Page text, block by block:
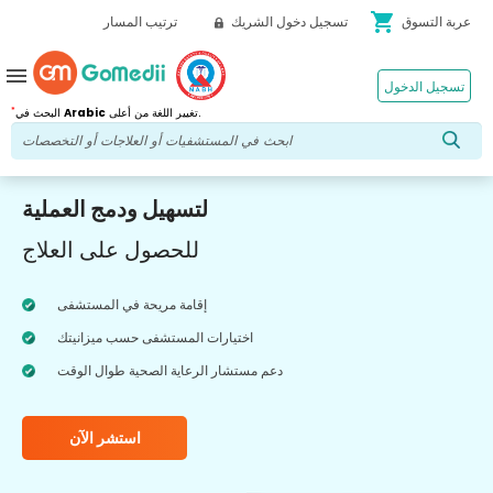
ترتيب المسار تسجيل دخول الشريك shopping_cart عربة التسوق
* Arabic تغيير اللغة من أعلى.
تسجيل الدخول menu
لتسهيل ودمج العملية
للحصول على العلاج
إقامة مريحة في المستشفى
اختيارات المستشفى حسب ميزانيتك
دعم مستشار الرعاية الصحية طوال الوقت
استشر الآن